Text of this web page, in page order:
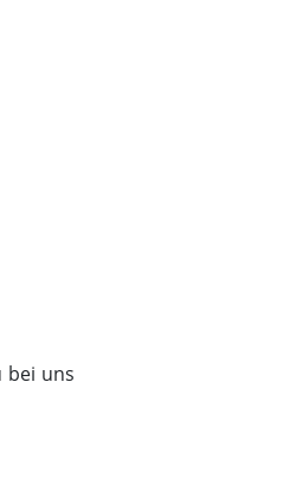
bei uns